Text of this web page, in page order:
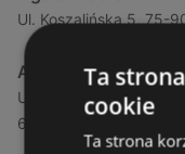
Ul. Koszalińska 5, 75-
Agata Meble
Ul. Mysliborska 35, 66-
66-400 Gorzów
Ta
cookie
Ta strona